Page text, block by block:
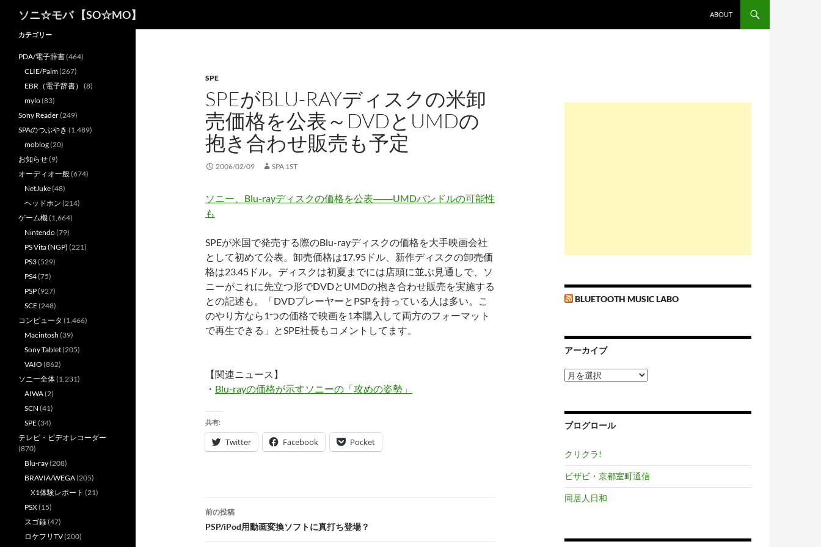
ソニ☆モバ 【SO☆MO】
ABOUT
SPE
SPEがBLU-RAYディスクの米卸
売価格を公表～DVDとUMDの
抱き合わせ販売も予定
2006/02/09 SPA 1ST
ソニー、Blu-rayディスクの価格を公表――UMDバンドルの可能性
も
SPEが米国で発売する際のBlu-rayディスクの価格を大手映画会社
として初めて公表。卸売価格は17.95ドル、新作ディスクの卸売価
格は23.45ドル。ディスクは初夏までには店頭に並ぶ見通しで、ソ
ニーがこれに先立つ形でDVDとUMDの抱き合わせ販売を実施する
との記述も。「DVDプレーヤーとPSPを持っている人は多い。こ
のやり方なら1つの価格で映画を1本購入して両方のフォーマット
で再生できる」とSPE社長もコメントしてます。
【関連ニュース】
・ Blu-rayの価格が示すソニーの「攻めの姿勢」
共有:
Twitter Facebook Pocket
投
稿
前の投稿
PSP/iPod用動画変換ソフトに真打ち登場？
BLUETOOTH MUSIC LABO
アーカイブ
ア
ー
ブ
ブログロール
クリクラ!
ビザビ・京都室町通信
同居人日和
カテゴリー
PDA/電子辞書(464)
CLIE/Palm(267)
EBR（電子辞書） (8)
mylo(83)
Sony Reader(249)
SPAのつぶやき (1,489)
moblog(20)
お知らせ(9)
オーディオ一般(674)
NetJuke(48)
ヘッドホン (214)
ゲーム機(1,664)
Nintendo(79)
PS Vita (NGP) (221)
PS3(529)
PS4(75)
PSP(927)
SCE(248)
コンピュータ (1,466)
Macintosh (39)
Sony Tablet(205)
VAIO (862)
ソニー全体(1,231)
AIWA(2)
SCN (41)
SPE(34)
テレビ・ビデオレコーダー
(870)
Blu-ray(208)
BRAVIA/WEGA(205)
X1体験レポート (21)
PSX(15)
スゴ録(47)
ロケフリTV(200)